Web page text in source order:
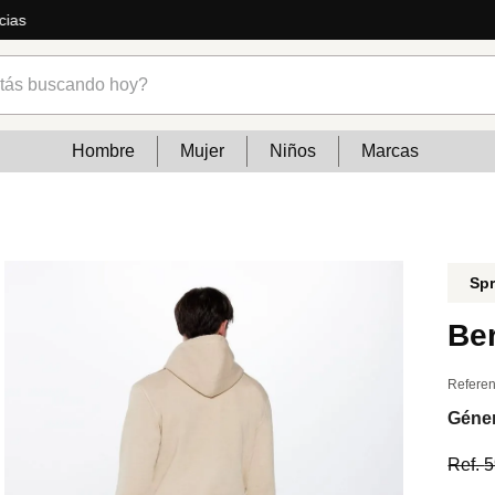
Hombre Mujer Niños Marcas
Ref.